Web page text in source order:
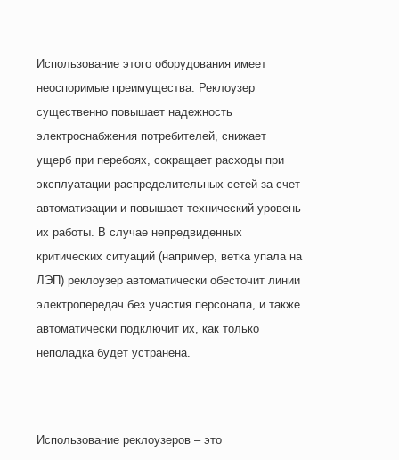
Использование этого оборудования имеет
неоспоримые преимущества. Реклоузер
существенно повышает надежность
электроснабжения потребителей, снижает
ущерб при перебоях, сокращает расходы при
эксплуатации распределительных сетей за счет
автоматизации и повышает технический уровень
их работы. В случае непредвиденных
критических ситуаций (например, ветка упала на
ЛЭП) реклоузер автоматически обесточит линии
электропередач без участия персонала, и также
автоматически подключит их, как только
неполадка будет устранена.
Использование реклоузеров – это